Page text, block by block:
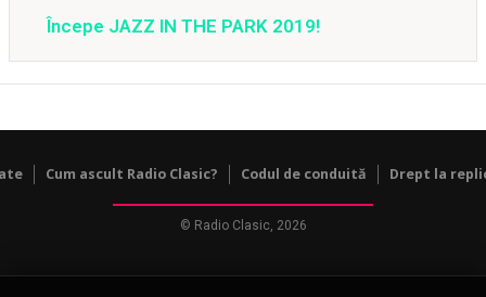
Începe JAZZ IN THE PARK 2019!
Cum ascult Radio Clasic? Codul de conduită Drept la
© Radio Clasic, 2026